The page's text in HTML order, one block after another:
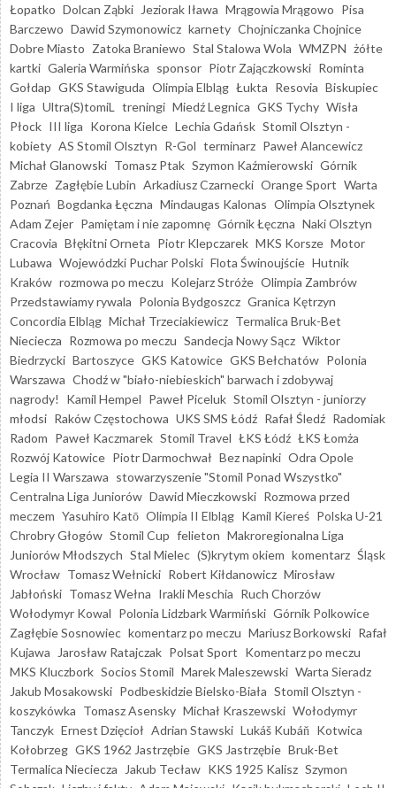
Łopatko Dolcan Ząbki Jeziorak Iława Mrągowia Mrągowo Pisa
Barczewo Dawid Szymonowicz karnety Chojniczanka Chojnice
Dobre Miasto Zatoka Braniewo Stal Stalowa Wola WMZPN żółte
kartki Galeria Warmińska sponsor Piotr Zajączkowski Rominta
Gołdap GKS Stawiguda Olimpia Elbląg Łukta Resovia Biskupiec
I liga Ultra(S)tomiL treningi Miedź Legnica GKS Tychy Wisła
Płock III liga Korona Kielce Lechia Gdańsk Stomil Olsztyn -
kobiety AS Stomil Olsztyn R-Gol terminarz Paweł Alancewicz
Michał Glanowski Tomasz Ptak Szymon Kaźmierowski Górnik
Zabrze Zagłębie Lubin Arkadiusz Czarnecki Orange Sport Warta
Poznań Bogdanka Łęczna Mindaugas Kalonas Olimpia Olsztynek
Adam Zejer Pamiętam i nie zapomnę Górnik Łęczna Naki Olsztyn
Cracovia Błękitni Orneta Piotr Klepczarek MKS Korsze Motor
Lubawa Wojewódzki Puchar Polski Flota Świnoujście Hutnik
Kraków rozmowa po meczu Kolejarz Stróże Olimpia Zambrów
Przedstawiamy rywala Polonia Bydgoszcz Granica Kętrzyn
Concordia Elbląg Michał Trzeciakiewicz Termalica Bruk-Bet
Nieciecza Rozmowa po meczu Sandecja Nowy Sącz Wiktor
Biedrzycki Bartoszyce GKS Katowice GKS Bełchatów Polonia
Warszawa Chodź w "biało-niebieskich" barwach i zdobywaj
nagrody!
Kamil Hempel Paweł Piceluk Stomil Olsztyn - juniorzy
młodsi Raków Częstochowa UKS SMS Łódź Rafał Śledź Radomiak
Radom Paweł Kaczmarek Stomil Travel ŁKS Łódź ŁKS Łomża
Rozwój Katowice Piotr Darmochwał Bez napinki Odra Opole
Legia II Warszawa stowarzyszenie "Stomil Ponad Wszystko"
Centralna Liga Juniorów Dawid Mieczkowski Rozmowa przed
meczem Yasuhiro Katō Olimpia II Elbląg Kamil Kiereś Polska U-21
Chrobry Głogów Stomil Cup felieton Makroregionalna Liga
Juniorów Młodszych Stal Mielec (S)krytym okiem komentarz Śląsk
Wrocław Tomasz Wełnicki Robert Kiłdanowicz Mirosław
Jabłoński Tomasz Wełna Irakli Meschia Ruch Chorzów
Wołodymyr Kowal Polonia Lidzbark Warmiński Górnik Polkowice
Zagłębie Sosnowiec komentarz po meczu Mariusz Borkowski Rafał
Kujawa
Jarosław Ratajczak Polsat Sport Komentarz po meczu
MKS Kluczbork Socios Stomil Marek Maleszewski Warta Sieradz
Jakub Mosakowski Podbeskidzie Bielsko-Biała Stomil Olsztyn -
koszykówka Tomasz Asensky Michał Kraszewski Wołodymyr
Tanczyk Ernest Dzięcioł Adrian Stawski Lukáš Kubáň Kotwica
Kołobrzeg GKS 1962 Jastrzębie GKS Jastrzębie Bruk-Bet
Termalica Nieciecza
Jakub Tecław KKS 1925 Kalisz Szymon